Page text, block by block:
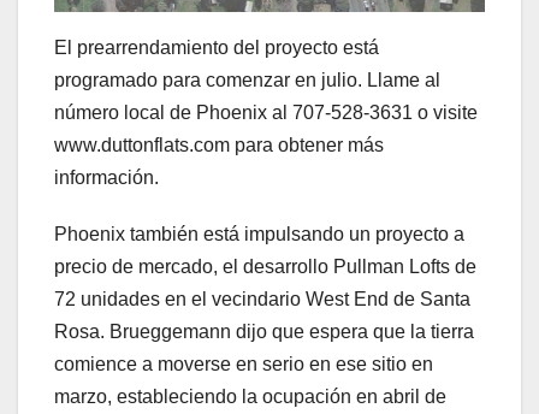
El prearrendamiento del proyecto está
programado para comenzar en julio. Llame al
número local de Phoenix al 707-528-3631 o visite
www.duttonflats.com para obtener más
información.
Phoenix también está impulsando un proyecto a
precio de mercado, el desarrollo Pullman Lofts de
72 unidades en el vecindario West End de Santa
Rosa. Brueggemann dijo que espera que la tierra
comience a moverse en serio en ese sitio en
marzo, estableciendo la ocupación en abril de